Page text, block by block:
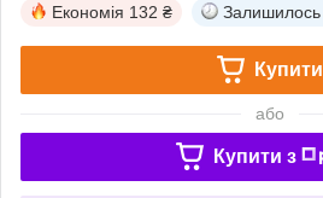
Економія 132 ₴ Залишилось
Купити
або
Купити з